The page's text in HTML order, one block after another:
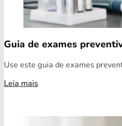
Guia de exames
Use este guia de exames
Leia mais